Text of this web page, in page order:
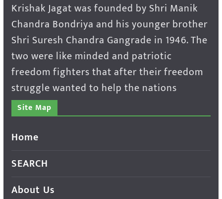
Krishak Jagat was founded by Shri Manik
Chandra Bondriya and his younger brother
Shri Suresh Chandra Gangrade in 1946. The
two were like minded and patriotic
freedom fighters that after their freedom
struggle wanted to help the nations
Site Map
Home
SEARCH
About Us